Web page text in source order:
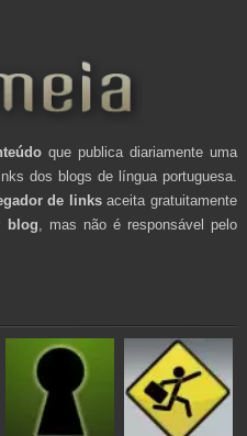
que publica diariamente uma
dos blogs de língua portuguesa.
de linksaceita gratuitamente
blog , mas não é responsável pelo